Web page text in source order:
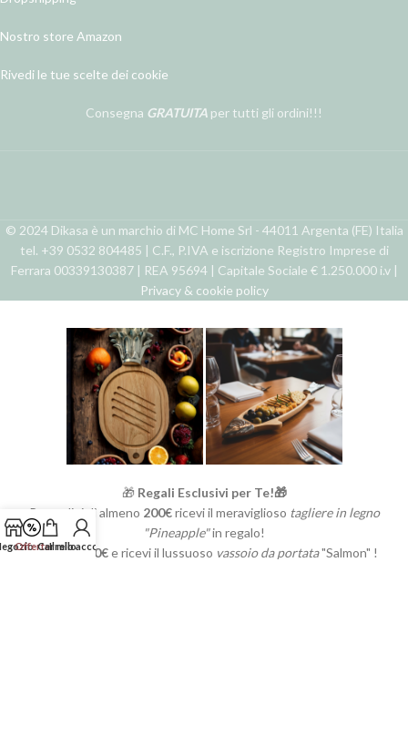
Nostro store Amazon
Rivedi le tue scelte dei cookie
Consegna GRATUITA per tutti gli ordini!!!
© 2024 Dikasa è un marchio di MC Home Srl - 44011 Argenta (FE) Italia
tel. +39 0532 804485 | C.F., P.IVA e iscrizione Registro Imprese di
Ferrara 00339130387 | REA 95694 | Capitale Sociale € 1.250.000 i.v |
Privacy & cookie policy
🎁 Regali Esclusivi per Te!🎁
Per ordini di almeno 200€ricevi il meraviglioso tagliere in legno
"Pineapple"in regalo!
Supera i300€e ricevi il lussuoso vassoio da portata"Salmon" !
OfferteCarrello
Il mio account